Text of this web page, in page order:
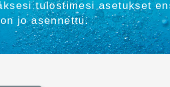
tulostimesi asetukset
jo asennettu.